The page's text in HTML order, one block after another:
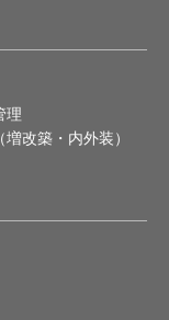
理
改築・内外装）